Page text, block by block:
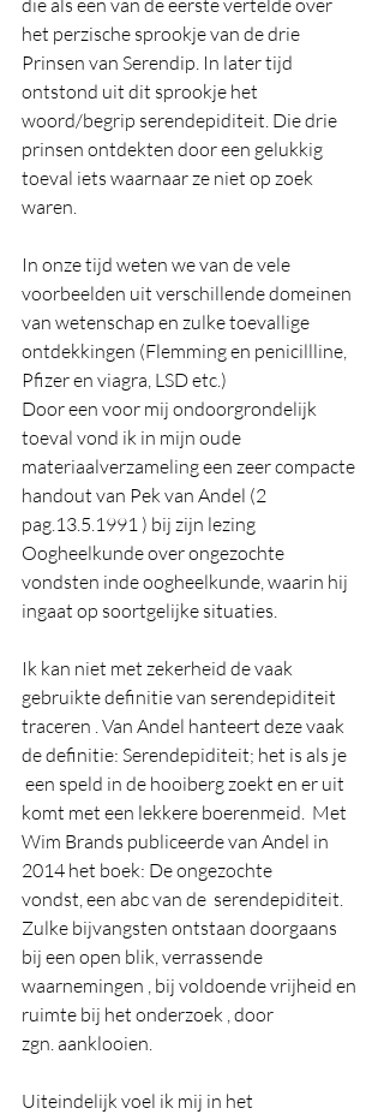
die als een van de eerste vertelde over
het perzische sprookje van de drie
Prinsen van Serendip. In later tijd
ontstond uit dit sprookje het
woord/begrip serendepiditeit. Die drie
prinsen ontdekten door een gelukkig
toeval iets waarnaar ze niet op zoek
waren.
In onze tijd weten we van de vele
voorbeelden uit verschillende domeinen
van wetenschap en zulke toevallige
ontdekkingen (Flemming en penicillline,
Pfizer en viagra, LSD etc.)
Door een voor mij ondoorgrondelijk
toeval vond ik in mijn oude
materiaalverzameling een zeer compacte
handout van Pek van Andel (2
pag.13.5.1991 ) bij zijn lezing
Oogheelkunde over ongezochte
vondsten inde oogheelkunde, waarin hij
ingaat op soortgelijke situaties.
Ik kan niet met zekerheid de vaak
gebruikte definitie van serendepiditeit
traceren . Van Andel hanteert deze vaak
de definitie: Serendepiditeit; het is als je
een speld in de hooiberg zoekt en er uit
komt met een lekkere boerenmeid.  Met
Wim Brands publiceerde van Andel in
2014 het boek: De ongezochte
vondst, een abc van de  serendepiditeit.
Zulke bijvangsten ontstaan doorgaans
bij een open blik, verrassende
waarnemingen , bij voldoende vrijheid en
ruimte bij het onderzoek , door
zgn. aanklooien.
Uiteindelijk voel ik mij in het